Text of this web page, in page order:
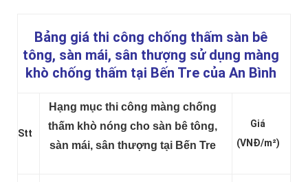
Bảng giá thi công chống thấm sàn bê
tông, sàn mái, sân thượng sử dụng màng
khò chống thấm tại Bến Tre của An Bình
Stt
Hạng mục thi công màng chống
thấm khò nóng cho sàn bê tông,
sàn mái, sân thượng tại Bến Tre
Giá
(VNĐ/m²)